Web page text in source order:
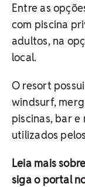
Entre as
com piscina
adultos, na
local.
O resort
windsurf,
piscinas, bar
utilizados
Leia mais
siga o portal